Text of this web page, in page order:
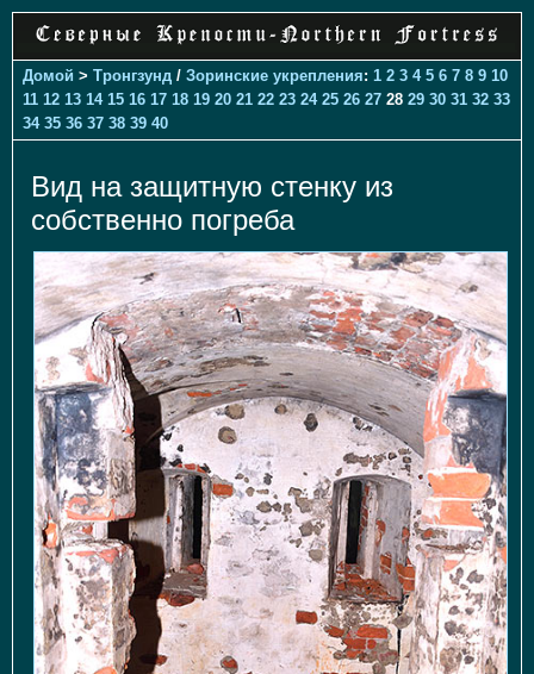
Домой > Тронгзунд / Зоринские укрепления: 1 2 3 4 5 6 7 8 9 10
11 12 13 14 15 16 17 18 19 20 21 22 23 24 25 26 27 28 29 30 31 32 33
34 35 36 37 38 39 40
Вид на защитную стенку из
собственно погреба